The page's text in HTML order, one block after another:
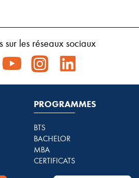
sur les réseaux sociaux
PROGRAMMES
BTS
BACHELOR
MBA
CERTIFICATS